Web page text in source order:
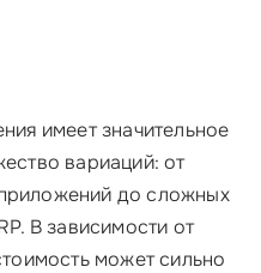
имеет значительное
вариаций: от
до сложных
В зависимости от
может сильно